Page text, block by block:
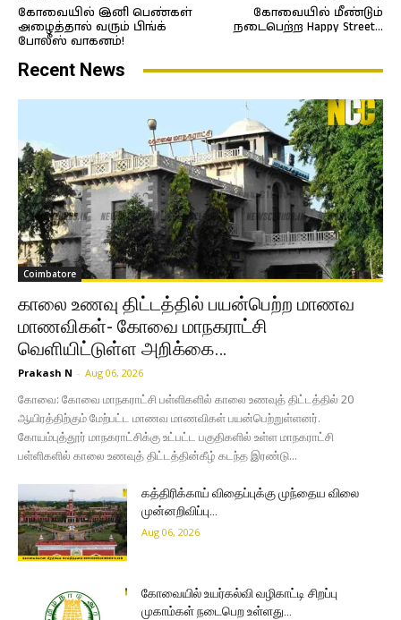
கோவையில் இனி பெண்கள்
அழைத்தால் வரும் பிங்க்
போலீஸ் வாகனம்!
கோவையில் மீண்டும்
நடைபெற்ற Happy Street…
Recent News
Coimbatore
காலை உணவு திட்டத்தில் பயன்பெற்ற மாணவ
மாணவிகள்- கோவை மாநகராட்சி
வெளியிட்டுள்ள அறிக்கை…
Prakash N - Aug 06, 2026
கோவை: கோவை மாநகராட்சி பள்ளிகளில் காலை உணவுத் திட்டத்தில் 20
ஆயிரத்திற்கும் மேற்பட்ட மாணவ மாணவிகள் பயன்பெற்றுள்ளனர்.
கோயம்புத்தூர் மாநகராட்சிக்கு உட்பட்ட பகுதிகளில் உள்ள மாநகராட்சி
பள்ளிகளில் காலை உணவுத் திட்டத்தின்கீழ் கடந்த இரண்டு...
கத்திரிக்காய் விதைப்புக்கு முந்தைய விலை
முன்னறிவிப்பு…
Aug 06, 2026
கோவையில் உயர்கல்வி வழிகாட்டி சிறப்பு
முகாம்கள் நடைபெற உள்ளது…